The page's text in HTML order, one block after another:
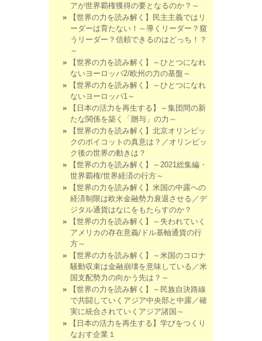
アが世界覇権獲得の要となるのか？～
【世界の力を読み解く】民主主義ではリ
ーダーは育たない！～導くリーダー？窺
うリーダー？信頼できるのはどっち！？
～
【世界の力を読み解く】～ひとつになれ
ないヨーロッパ2/欧州の力の基盤～
【世界の力を読み解く】～ひとつになれ
ないヨーロッパ1～
【日本の活力を再生する】～集団間の新
たな関係を築く「贈与」の力～
【世界の力を読み解く】北京オリンピッ
クのボイコットの真意は？／オリンピッ
ク後の世界の動きは？
【世界の力を読み解く】～2021総集編・
世界覇権/世界経済の行方～
【世界の力を読み解く】米国の中露への
経済制限は欧米金融勢力衰退させる／デ
ジタル通貨はなにをもたらすのか？
【世界の力を読み解く】～失われていく
アメリカの存在意義/ドル基軸通貨の行
方～
【世界の力を読み解く】～米国のコロナ
騒動収束は金融崩壊を意味している／米
国支配勢力の向かう先は？～
【世界の力を読み解く】～民族自決路線
で共闘していくアジア中央部と中露／確
実に統合されていくアジア諸国～
【日本の活力を再生する】学びをつくり
なおす企業１